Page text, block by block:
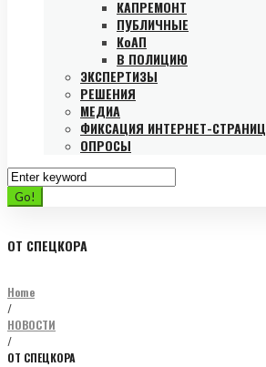
КАПРЕМОНТ
ПУБЛИЧНЫЕ
КоАП
В ПОЛИЦИЮ
ЭКСПЕРТИЗЫ
РЕШЕНИЯ
МЕДИА
ФИКСАЦИЯ ИНТЕРНЕТ-СТРАНИЦ
ОПРОСЫ
Search
for:
Go!
ОТ СПЕЦКОРА
Home
/
НОВОСТИ
/
ОТ СПЕЦКОРА